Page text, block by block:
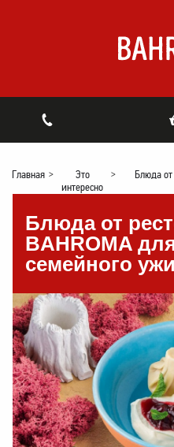
Главная >
Это
интересно
>
Блюда от
Блюда от
BAHROMA
семейного